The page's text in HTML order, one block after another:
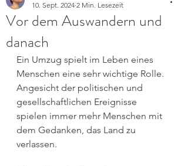
Vor dem Auswandern und
danach
10. Sept. 2024 2 Min. Lesezeit
Ein Umzug spielt im Leben eines
Menschen eine sehr wichtige Rolle.
Angesicht der politischen und
gesellschaftlichen Ereignisse
spielen immer mehr Menschen mit
dem Gedanken, das Land zu
verlassen.